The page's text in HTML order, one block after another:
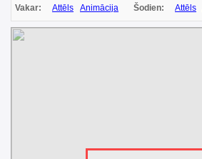
Vakar: Attēls Animācija Šodien: Attēls